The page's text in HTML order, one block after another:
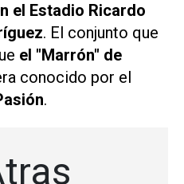
el Estadio Ricardo
. El conjunto que
el "Marrón" de
conocido por el
.